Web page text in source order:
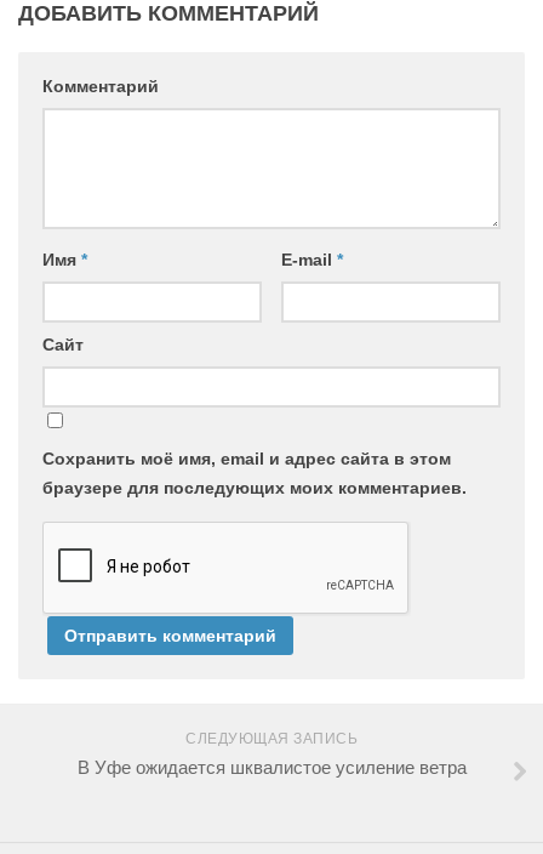
ДОБАВИТЬ КОММЕНТАРИЙ
Комментарий
Имя * E-mail *
Сайт
Сохранить моё имя, email и адрес сайта в этом
браузере для последующих моих комментариев.
СЛЕДУЮЩАЯ ЗАПИСЬ
В Уфе ожидается шквалистое усиление ветра